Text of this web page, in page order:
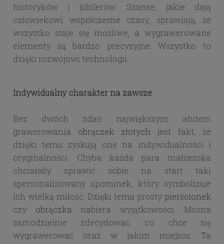
historyków i jubilerów. Szanse, jakie dają
człowiekowi współczesne czasy, sprawiają, że
wszystko staje się możliwe, a wygrawerowane
elementy są bardzo precyzyjne. Wszystko to
dzięki rozwojowi technologii.
Indywidualny charakter na zawsze
Bez dwóch zdań największym atutem
grawerowania obrączek złotych jest fakt, że
dzięki temu zyskują one na indywidualności i
oryginalności. Chyba każda para małżeńska
chciałaby sprawić sobie na start taki
spersonalizowany upominek, który symbolizuje
ich wielką miłość. Dzięki temu prosty pierścionek
czy obrączka nabiera wyjątkowości. Można
samodzielnie zdecydować, co chce się
wygrawerować oraz w jakim miejscu. Ta